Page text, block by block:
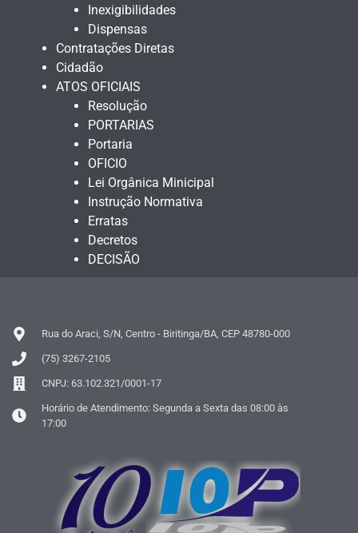
Inexigibilidades
Dispensas
Contratações Diretas
Cidadão
ATOS OFICIAIS
Resolução
PORTARIAS
Portaria
OFICIO
Lei Orgânica Minicipal
Instrução Normativa
Erratas
Decretos
DECISÃO
Rua do Araci, S/N, Centro - Biritinga/BA, CEP 48780-000
(75) 3267-2105
CNPJ: 63.102.321/0001-17
Horário de Atendimento: Segunda a Sexta das 08:00 às
17:00